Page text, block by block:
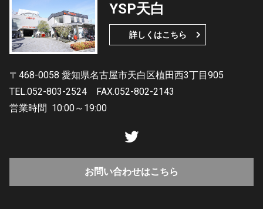
YSP天白
詳しくはこちら
〒468-0058 愛知県名古屋市天白区植田西3丁目905
TEL.052-803-2524
FAX.052-802-2143
営業時間 10:00～19:00
お問い合わせはこちら